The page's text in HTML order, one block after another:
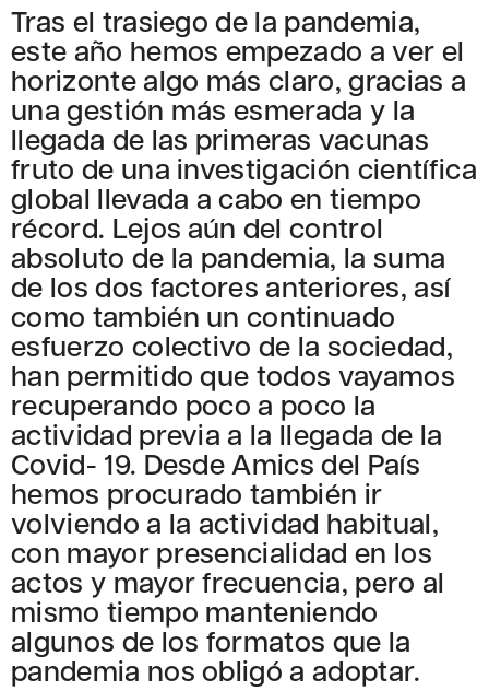
Tras el trasiego de la pandemia,
este año hemos empezado a ver el
horizonte algo más claro, gracias a
una gestión más esmerada y la
llegada de las primeras vacunas
fruto de una investigación científica
global llevada a cabo en tiempo
récord. Lejos aún del control
absoluto de la pandemia, la suma
de los dos factores anteriores, así
como también un continuado
esfuerzo colectivo de la sociedad,
han permitido que todos vayamos
recuperando poco a poco la
actividad previa a la llegada de la
Covid- 19. Desde Amics del País
hemos procurado también ir
volviendo a la actividad habitual,
con mayor presencialidad en los
actos y mayor frecuencia, pero al
mismo tiempo manteniendo
algunos de los formatos que la
pandemia nos obligó a adoptar.